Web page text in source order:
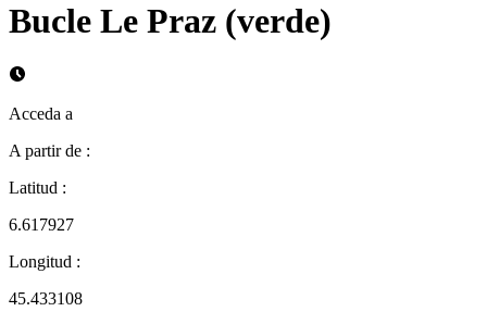
Bucle Le Praz (verde)
Acceda a
A partir de :
Latitud :
6.617927
Longitud :
45.433108